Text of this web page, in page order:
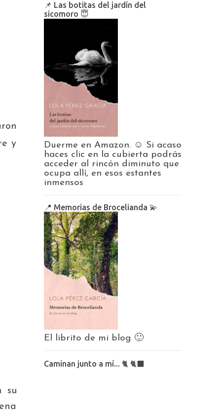
y
su
📌 Las botitas del jardín del
sicomoro 😇
Duerme en Amazon. ☺️ Si acaso
haces clic en la cubierta podrás
acceder al rincón diminuto que
ocupa allí, en esos estantes
inmensos
📍 Memorias de Brocelianda 💫
El librito de mi blog 🙂
Caminan junto a mí... 🐈 🐈‍⬛